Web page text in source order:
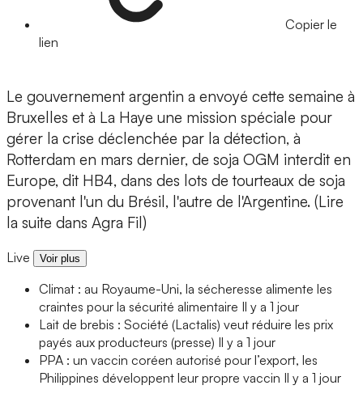
Copier le
lien
Le gouvernement argentin a envoyé cette semaine à
Bruxelles et à La Haye une mission spéciale pour
gérer la crise déclenchée par la détection, à
Rotterdam en mars dernier, de soja OGM interdit en
Europe, dit HB4, dans des lots de tourteaux de soja
provenant l'un du Brésil, l'autre de l'Argentine. (Lire
la suite dans Agra Fil)
Live Voir plus
Climat : au Royaume-Uni, la sécheresse alimente les
craintes pour la sécurité alimentaire Il y a 1 jour
Lait de brebis : Société (Lactalis) veut réduire les prix
payés aux producteurs (presse) Il y a 1 jour
PPA : un vaccin coréen autorisé pour l’export, les
Philippines développent leur propre vaccin Il y a 1 jour